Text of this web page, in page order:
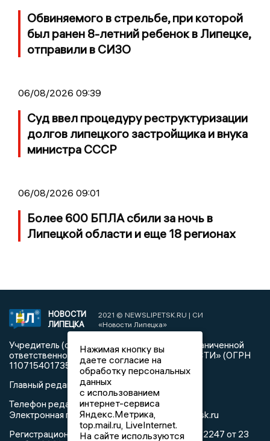
Обвиняемого в стрельбе, при которой
был ранен 8-летний ребенок в Липецке,
отправили в СИЗО
06/08/2026 09:39
Суд ввел процедуру реструктуризации
долгов липецкого застройщика и внука
министра СССР
06/08/2026 09:01
Более 600 БПЛА сбили за ночь в
Липецкой области и еще 18 регионах
НОВОСТИ
ЛИПЕЦКА
2021 © NEWSLIPETSK.RU | СИ
«Новости Липецка»
Учредитель (соучредители): Общество с ограниченной
ответственностью «РЕГИОНАЛЬНЫЕ НОВОСТИ» (ОГРН
1107154017354)
Главный редактор: Герцог Е.Г.
Телефон редакции: +7 903 699 9427
Электронная почта редакции:info@newslipetsk.ru
Регистрационный номер: серия Эл № ФС77-82247 от 23
Нажимая кнопку вы
даете согласие на
обработку персональных
данных
с использованием
интернет-сервиса
Яндекс.Метрика,
top.mail.ru, LiveInternet.
На сайте используются